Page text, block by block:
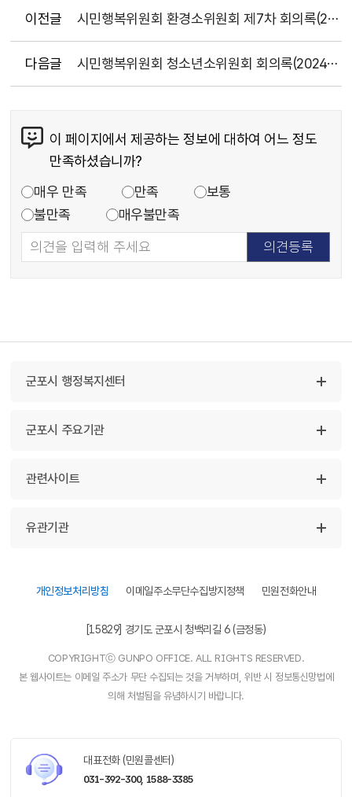
이전글 시민행복위원회 환경소위원회 제7차 회의록(2024.9.13.)
다음글 시민행복위원회 청소년소위원회 회의록(2024.9.27.) 게시
이 페이지에서 제공하는 정보에 대하여 어느 정도
만족하셨습니까?
매우 만족
만족
보통
불만족
매우불만족
군포시 행정복지센터
군포시 주요기관
관련사이트
유관기관
개인정보처리방침 이메일주소무단수집방지정책 민원전화안내
[15829] 경기도 군포시 청백리길 6 (금정동)
COPYRIGHTⓒ GUNPO OFFICE. ALL RIGHTS RESERVED.
본 웹사이트는 이메일 주소가 무단 수집되는 것을 거부하며, 위반 시 정보통신망법에
의해 처벌됨을 유념하시기 바랍니다.
대표전화 (민원콜센터)
031-392-300, 1588-3385